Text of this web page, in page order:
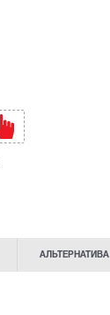
АЛЬТЕРНАТИВА